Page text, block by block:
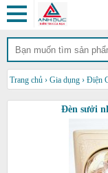
Trang chủ › Gia dụng › Điện
Đèn sưởi